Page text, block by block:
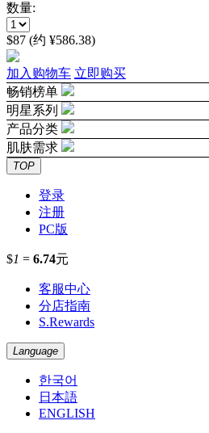
数量:
$87 (约 ¥586.38)
加入购物车 立即购买
畅销榜单
明星系列
产品分类
肌肤需求
TOP
登录
注册
PC版
$1 = 6.74元
客服中心
分店指南
S.Rewards
Language
한국어
日本語
ENGLISH